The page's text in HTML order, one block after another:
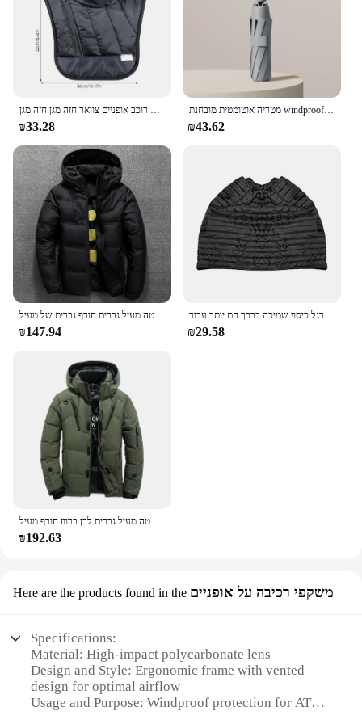
₪33.28
מטריה אוטומטית מובחנת windproof windproof windowluge train גג מגן גדול לנשים
₪43.62
לבן ברווז למטה מעיל גברים חורף גברים של מעיל Windproof נשלף כובע מעיילים מוצק צבע חיצוני מקרית סלעית מעיל בגדים
₪147.94
קטנועים סינר רגל כיסוי שמיכה בברך חם יותר עבור vespa gts quilt החורף עבור honda puge e4b3
₪29.58
למטה מעיל גברים לבן ברווז חורף מעיל Windproof חם מעיילי נסיעות קמפינג מעיל חדש ב לעבות מוצק צבע ברדס בגדים
₪192.63
Here are the products found in the משקפי רכיבה על אופניים
Specifications:
Material: High-impact polycarbonate lens
Design and Style: Ergonomic frame with vented
design for optimal airflow
Usage and Purpose: Windproof protection for ATV